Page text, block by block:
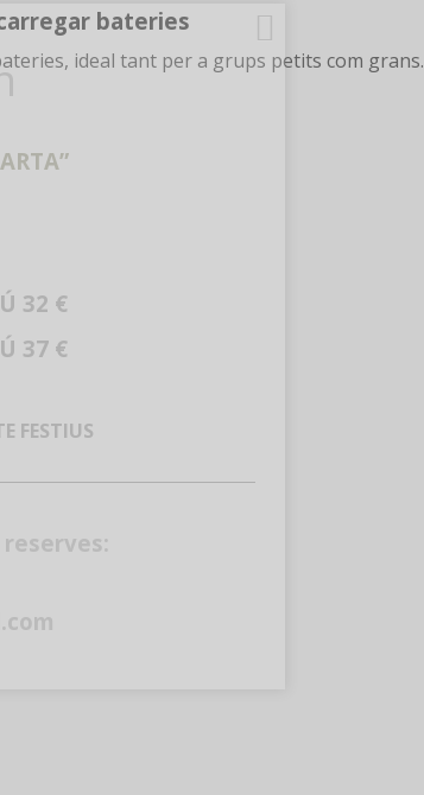
bateries
ideal tant per a grups petits com grans.
32 €
37 €
FESTIUS